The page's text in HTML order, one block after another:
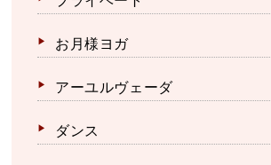
お月様ヨガ
アーユルヴェーダ
ダンス